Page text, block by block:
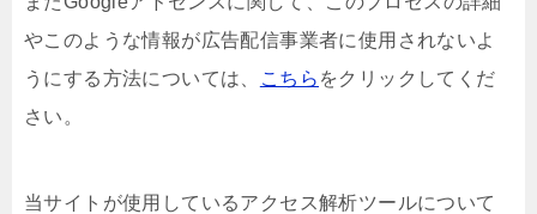
やこのような情報が広告配信事業者に使用されないよ
うにする方法については、
こちら をクリックしてくだ
さい。
当サイトが使用しているアクセス解析ツールについて